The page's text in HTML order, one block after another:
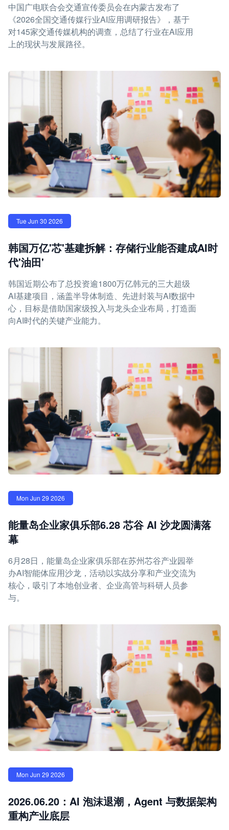
中国广电联合会交通宣传委员会在内蒙古发布了
《2026全国交通传媒行业AI应用调研报告》，基于
对145家交通传媒机构的调查，总结了行业在AI应用
上的现状与发展路径。
Tue Jun 30 2026
韩国万亿'芯'基建拆解：存储行业能否建成AI时
代'油田'
韩国近期公布了总投资逾1800万亿韩元的三大超级
AI基建项目，涵盖半导体制造、先进封装与AI数据中
心，目标是借助国家级投入与龙头企业布局，打造面
向AI时代的关键产业能力。
Mon Jun 29 2026
能量岛企业家俱乐部6.28 芯谷 AI 沙龙圆满落
幕
6月28日，能量岛企业家俱乐部在苏州芯谷产业园举
办AI智能体应用沙龙，活动以实战分享和产业交流为
核心，吸引了本地创业者、企业高管与科研人员参
与。
Mon Jun 29 2026
2026.06.20：AI 泡沫退潮，Agent 与数据架构
重构产业底层